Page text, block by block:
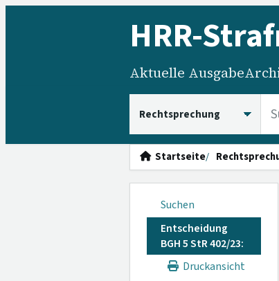
HRR-
Aktuelle Ausgabe
Startseite
Suchen
Entscheidung
BGH 5 StR 402/23:
Druckansicht